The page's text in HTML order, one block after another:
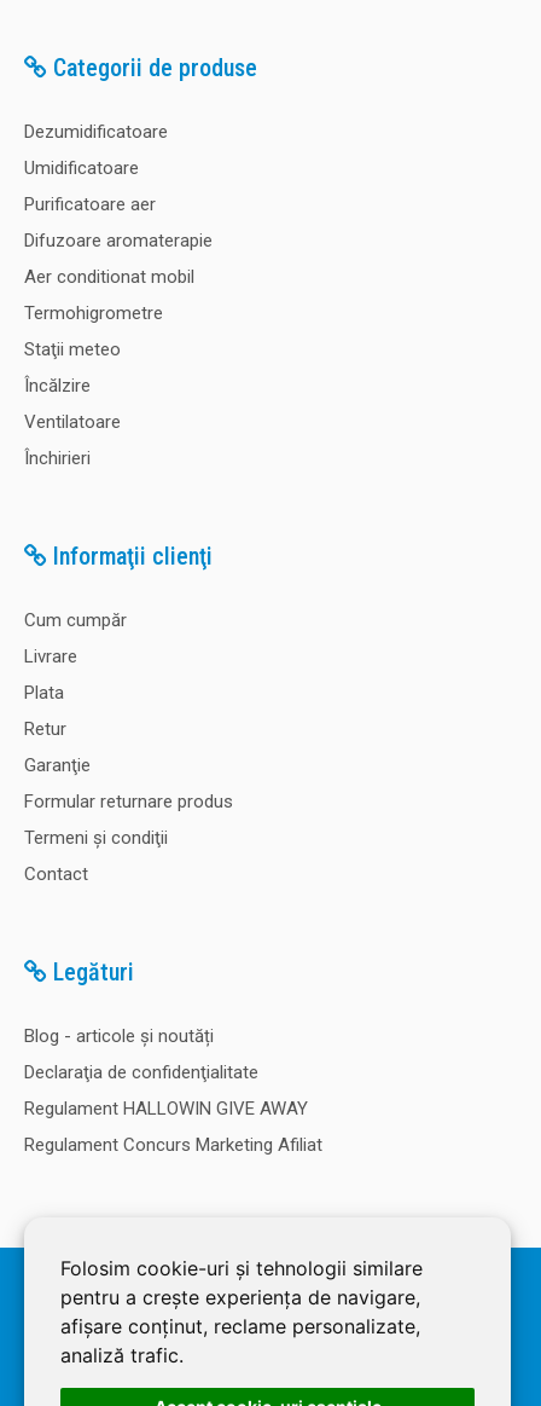
Folosim cookie-uri și tehnologii similare
pentru a crește experiența de navigare,
afișare conținut, reclame personalizate,
analiză trafic.
Categorii de produse
Dezumidificatoare
Umidificatoare
Purificatoare aer
Difuzoare aromaterapie
Aer conditionat mobil
Termohigrometre
Staţii meteo
Încălzire
Ventilatoare
Închirieri
Informaţii clienţi
Cum cumpăr
Livrare
Plata
Retur
Garanţie
Formular returnare produs
Termeni şi condiţii
Contact
Legături
Blog - articole și noutăți
Declaraţia de confidenţialitate
Regulament HALLOWIN GIVE AWAY
Regulament Concurs Marketing Afiliat
© 2026 SOLDEC SRL, RO1822625, J12/4355/2005, Cap Social: 50.000
RON. Magazin dezvoltat de LiveCOM